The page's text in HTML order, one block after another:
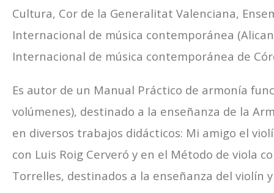
Cultura, Cor de la Generalitat Valenciana,
Internacional de música contemporánea
Internacional de música contemporánea de
Es autor de un Manual Práctico de armonía
volúmenes), destinado a la enseñanza de la
en diversos trabajos didácticos: Mi amigo el
con Luis Roig Cerveró y en el Método de viola
Torrelles, destinados a la enseñanza del violín